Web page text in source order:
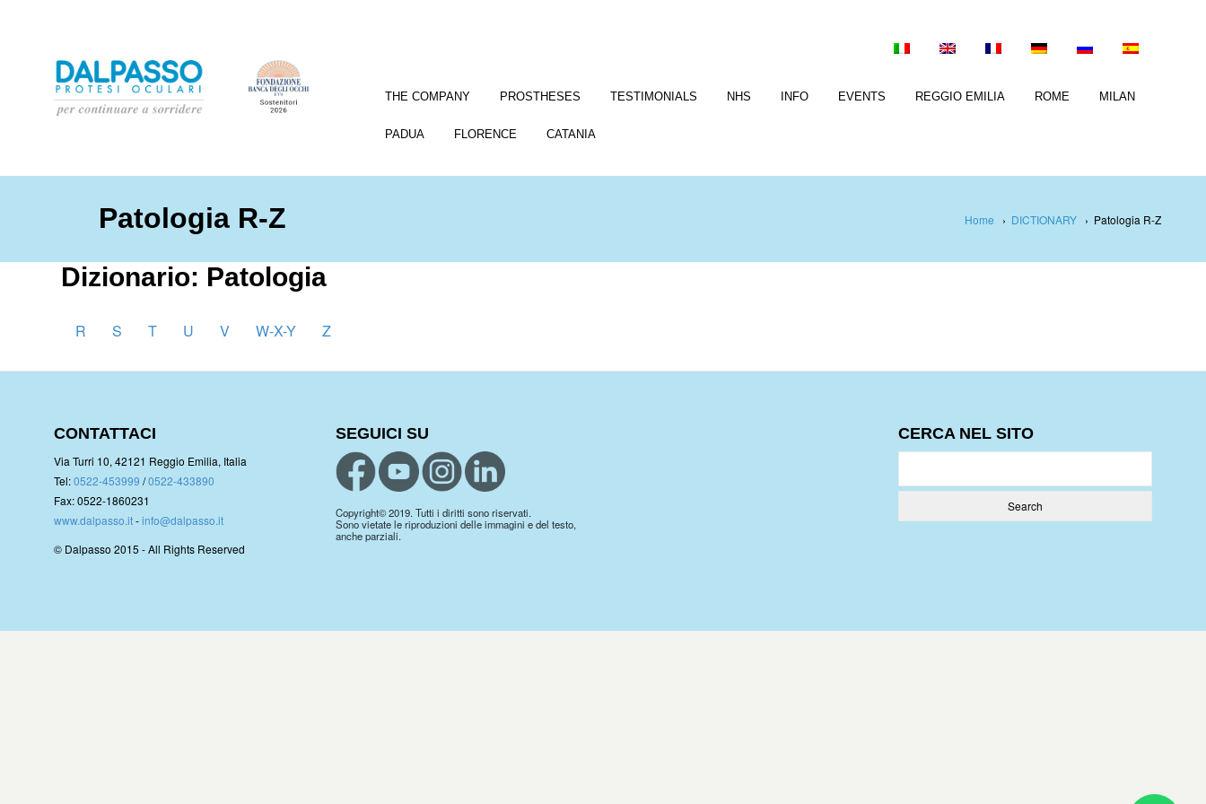
THE COMPANY PROSTHESES TESTIMONIALS NHS INFO EVENTS REGGIO EMILIA ROME MILAN
PADUA FLORENCE CATANIA
Patologia R-Z Home › DICTIONARY› Patologia R-Z
Dizionario: Patologia
R S T U V W-X-Y Z
CONTATTACI
Via Turri 10, 42121 Reggio Emilia, Italia
Tel:0522-453999 /0522-433890
Fax: 0522-1860231
www.dalpasso.it-info@dalpasso.it
© Dalpasso 2015 - All Rights Reserved
SEGUICI SU
Copyright© 2019. Tutti i diritti sono riservati.
Sono vietate le riproduzioni delle immagini e del testo,
anche parziali.
CERCA NEL SITO